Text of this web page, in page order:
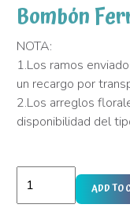
Bombón
NOTA:
1.Los ramos
un recargo por
2.Los arreglos
disponibilidad del
ADD TO